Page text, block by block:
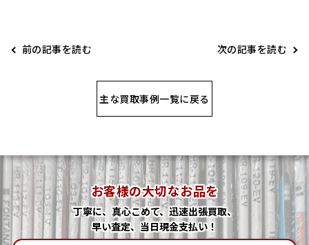
前の記事を読む 次の記事を読む
主な買取事例一覧に戻る
お客様の大切なお品を
丁寧に、真心こめて、迅速出張買取、
早い査定、当日現金支払い！